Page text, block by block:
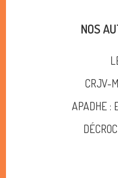
NOS
CRJV-
APADHE :